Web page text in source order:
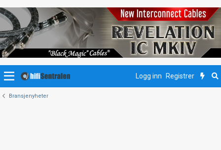
Logg inn Registrer
Bransjenyheter